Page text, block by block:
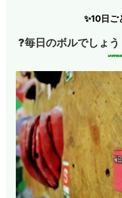
✨10日ご
?毎日のボルでしょう